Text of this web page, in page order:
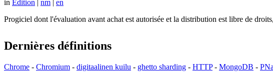
in Edition | nm | en
Progiciel dont l'évaluation avant achat est autorisée et la distribution est libre de
Dernières définitions
Chrome - Chromium - digitaalinen kuilu - ghetto sharding - HTTP- MongoDB -